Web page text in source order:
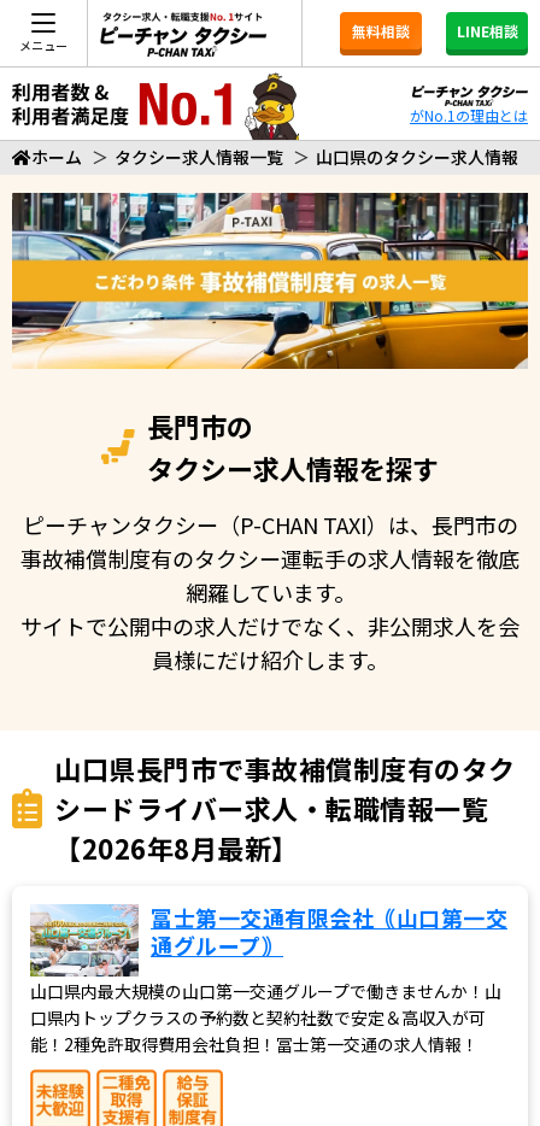
メニュー
無料相談 LINE相談
がNo.1の理由とは
ホーム ＞ タクシー求人情報一覧 ＞ 山口県のタクシー求人情報
長門市の
タクシー求人情報を探す
ピーチャンタクシー（P-CHAN TAXI）は、長門市の
事故補償制度有のタクシー運転手の求人情報を徹底
網羅しています。
サイトで公開中の求人だけでなく、非公開求人を会
員様にだけ紹介します。
山口県長門市で事故補償制度有のタク
シードライバー求人・転職情報一覧
【2026年8月最新】
冨士第一交通有限会社｟山口第一交
通グループ｠
山口県内最大規模の山口第一交通グループで働きませんか！山
口県内トップクラスの予約数と契約社数で安定＆高収入が可
能！2種免許取得費用会社負担！冨士第一交通の求人情報！